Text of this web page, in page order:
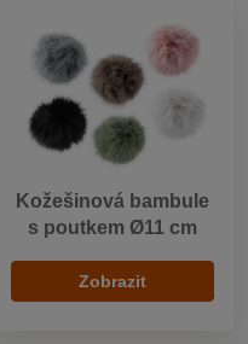
Kožešinová bambule
s poutkem Ø11 cm
Zobrazit